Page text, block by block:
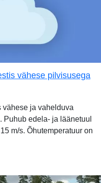
vähese pilvisusega
vähese ja vahelduva
edela- ja läänetuul
m/s. Õhutemperatuur on